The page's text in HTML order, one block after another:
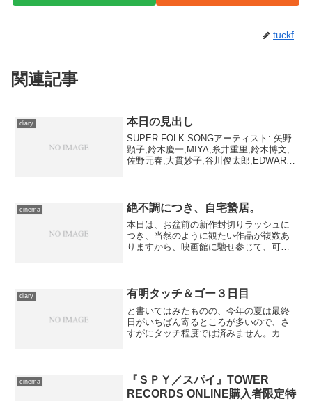
tuckf
関連記事
diary 本日の見出し
SUPER FOLK SONGアーティスト: 矢野
顕子,鈴木慶一,MIYA,糸井重里,鈴木博文,
佐野元春,大貫妙子,谷川俊太郎,EDWARD
cinema 絶不調につき、自宅蟄居。
本日は、お盆前の新作封切りラッシュに
つき、当然のように観たい作品が複数あ
りますから、映画館に馳せ参じて、可能
参ったのは目の調子が良く...
diary 有明タッチ＆ゴー３日目
と書いてはみたものの、今年の夏は最終
日がいちばん寄るところが多いので、さ
すがにタッチ程度では済みません。カタ
り。駐まっているバイク...
cinema
『ＳＰＹ／スパイ』TOWER
RECORDS ONLINE購入者限定特